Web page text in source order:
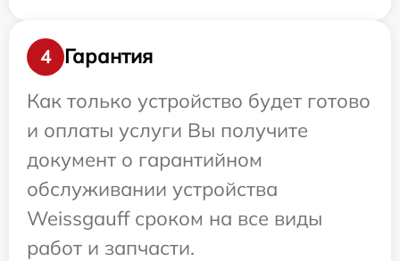
4
Гарантия
Как только устройство будет готово
и оплаты услуги Вы получите
документ о гарантийном
обслуживании устройства
Weissgauff сроком на все виды
работ и запчасти.